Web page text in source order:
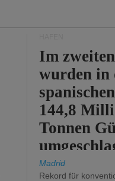
Im
wurden in
144,8
Tonnen
%).
Madrid
Rekord für